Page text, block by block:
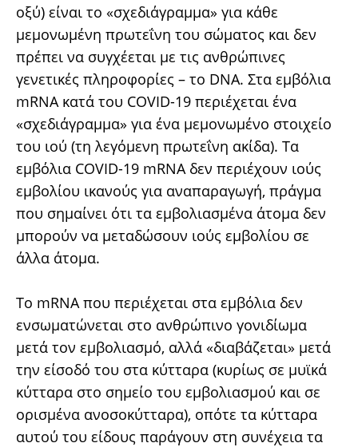
οξύ) είναι το «σχεδιάγραμμα» για κάθε
μεμονωμένη πρωτεΐνη του σώματος και δεν
πρέπει να συγχέεται με τις ανθρώπινες
γενετικές πληροφορίες – το DNA. Στα εμβόλια
mRNA κατά του COVID-19 περιέχεται ένα
«σχεδιάγραμμα» για ένα μεμονωμένο στοιχείο
του ιού (τη λεγόμενη πρωτεΐνη ακίδα). Τα
εμβόλια COVID-19 mRNA δεν περιέχουν ιούς
εμβολίου ικανούς για αναπαραγωγή, πράγμα
που σημαίνει ότι τα εμβολιασμένα άτομα δεν
μπορούν να μεταδώσουν ιούς εμβολίου σε
άλλα άτομα.
Το mRNA που περιέχεται στα εμβόλια δεν
ενσωματώνεται στο ανθρώπινο γονιδίωμα
μετά τον εμβολιασμό, αλλά «διαβάζεται» μετά
την είσοδό του στα κύτταρα (κυρίως σε μυϊκά
κύτταρα στο σημείο του εμβολιασμού και σε
ορισμένα ανοσοκύτταρα), οπότε τα κύτταρα
αυτού του είδους παράγουν στη συνέχεια τα